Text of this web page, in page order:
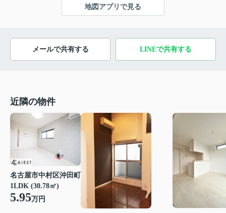
地図アプリで見る
メールで共有する LINEで共有する
近隣の物件
名古屋市中村区沖田町
1LDK (30.78㎡)
5.95万円